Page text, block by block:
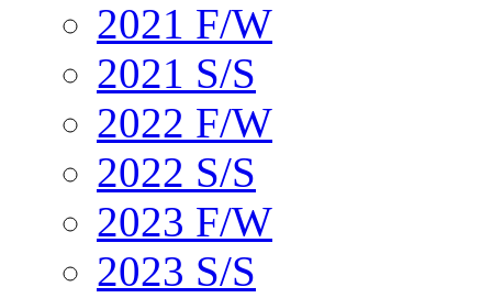
2021 F/W
2021 S/S
2022 F/W
2022 S/S
2023 F/W
2023 S/S